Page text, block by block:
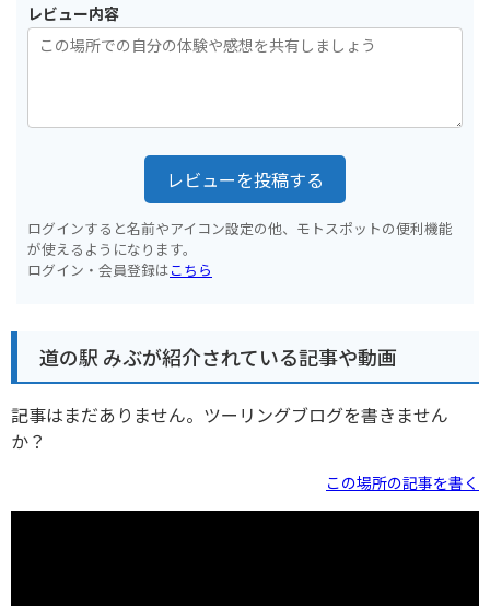
レビュー内容
レビューを投稿する
ログインすると名前やアイコン設定の他、モトスポットの便利機能
が使えるようになります。
ログイン・会員登録はこちら
道の駅 みぶが紹介されている記事や動画
記事はまだありません。ツーリングブログを書きません
か？
この場所の記事を書く